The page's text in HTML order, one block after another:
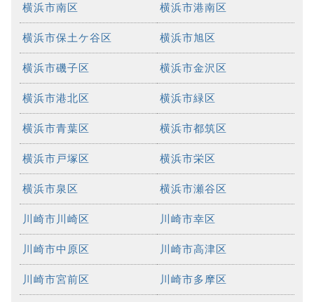
横浜市南区 横浜市港南区
横浜市保土ケ谷区 横浜市旭区
横浜市磯子区 横浜市金沢区
横浜市港北区 横浜市緑区
横浜市青葉区 横浜市都筑区
横浜市戸塚区 横浜市栄区
横浜市泉区 横浜市瀬谷区
川崎市川崎区 川崎市幸区
川崎市中原区 川崎市高津区
川崎市宮前区 川崎市多摩区